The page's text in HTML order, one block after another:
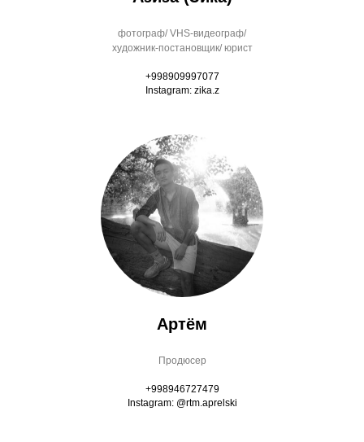
фотограф/ VHS-видеограф/
художник-постановщик/ юрист
+998909997077
Instagram: zika.z
Артём
Продюсер
+998946727479
Instagram: @rtm.aprelski